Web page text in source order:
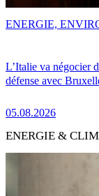
L’Italie va négocier
défense avec
05.08.2026
ENERGIE,
ENERGIE &